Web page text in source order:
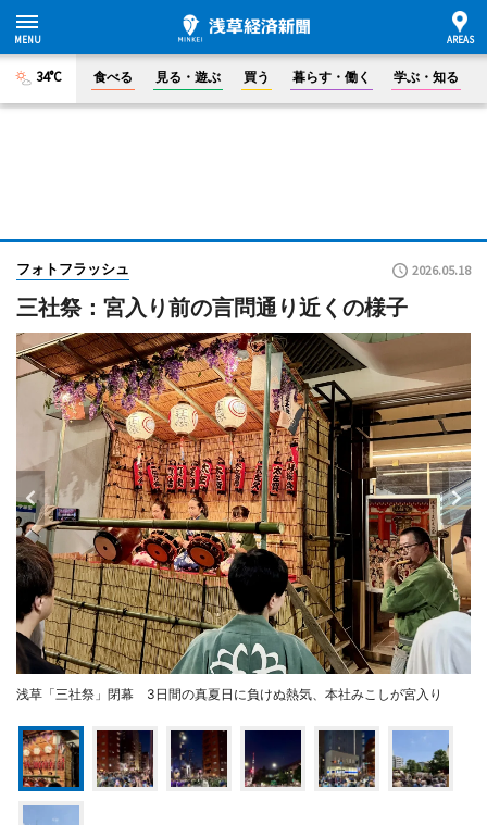
34°C 食べる 見る・遊ぶ 買う 暮らす・働く 学ぶ・知る
フォトフラッシュ 2026.05.18
三社祭：宮入り前の言問通り近くの様子
浅草「三社祭」閉幕 3日間の真夏日に負けぬ熱気、本社みこしが宮入り